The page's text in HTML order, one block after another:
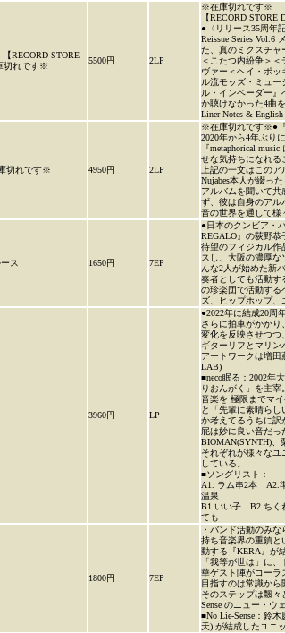
RECORD STORE
切れです※
5500円 2LP
※在庫切れです※
【RECORD STORE
●〈リリース35周年
Reissue Series Vol.6
た、真のミクスチャ
＜こたつ内紛争＞
ヴァー＜ヘイ・ポ
ル流モッズ・ミュ
ル・インベーダー』
か聴けなかった4曲
Liner Notes &
切れです※ 4950円 2LP
※在庫切れです※●『
2020年から4年ぶり
『metaphorical
せな気持ちになれる
上記の一文はこの
Nujabes本人が綴っ
アルバムを聞いて
ず、彼は自身のアル
音の世界を通して様
ス 1650円 7EP
●日本のクンビア・
REGALO』の荻野恭
待望のフィジカル作
スし、大阪の濃厚な
んな2人が始めた新
奏者としても活動す
の珍楽団で活動する
ズ、ヒップホップ、
3960円 LP
●2022年に結成20周
さらに拍車がかか
変化を反映させつつ
ギターリフとマリン
アートワークは増田
LAB)
■neco眠る：2002年
りおんがく」を主
音楽を 極限までマ
と「先輩に素晴ら
か考えてるうちに訳
屁は妙に良い音だっ
BIOMAN(SYNTH)、
それぞれが様々な
している。
■ソングリスト：
A1. ラム串2本
温泉
B1.いい子 B2.ち
ても
1800円 7EP
・バンド活動のみ
持ち音楽界の重鎮と
動する『KERA』が
「我等が世は」に
華ゲスト陣がコーラ
目指すのは常識から
そのステップは飄々
Sense のニュー・ウ
■No Lie-Sense：鈴
天) が結成したユニッ